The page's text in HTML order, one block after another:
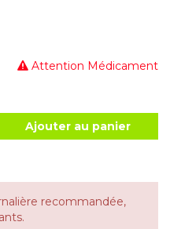
Attention Médicament
Ajouter au panier
recommandée,